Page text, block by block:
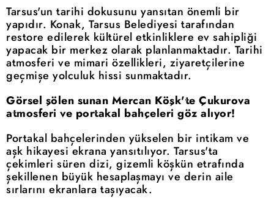
Tarsus'un tarihi dokusunu yansıtan önemli bir
yapıdır. Konak, Tarsus Belediyesi tarafından
restore edilerek kültürel etkinliklere ev sahipliği
yapacak bir merkez olarak planlanmaktadır. Tarihi
atmosferi ve mimari özellikleri, ziyaretçilerine
geçmişe yolculuk hissi sunmaktadır.
Görsel şölen sunan Mercan Köşk'te Çukurova
atmosferi ve portakal bahçeleri göz alıyor!
Portakal bahçelerinden yükselen bir intikam ve
aşk hikayesi ekrana yansıtılıyor. Tarsus'ta
çekimleri süren dizi, gizemli köşkün etrafında
şekillenen büyük hesaplaşmayı ve derin aile
sırlarını ekranlara taşıyacak.